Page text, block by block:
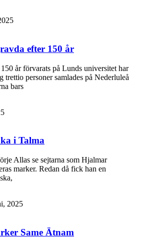
efter 150 år
år förvarats på Lunds universitet har
personer samlades på Nederluleå
bars
i Talma
Allas se sejtarna som Hjalmar
marker. Redan då fick han en
2025
Same Ätnam